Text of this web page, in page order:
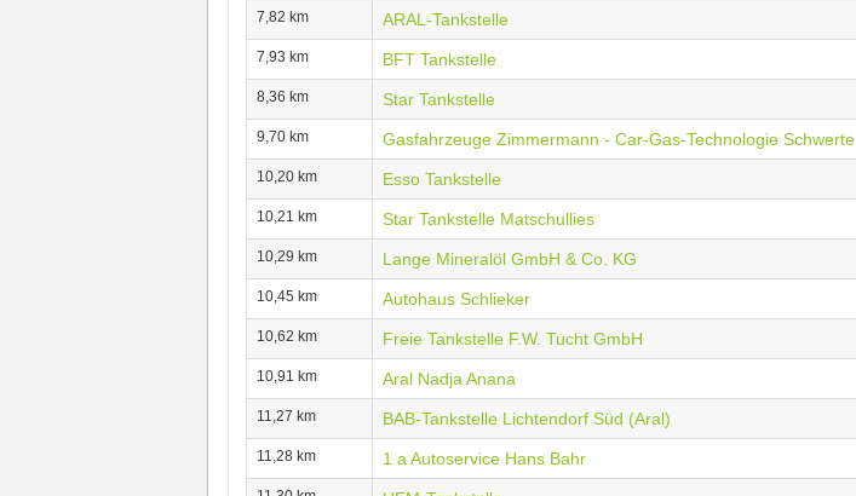
7,82 km ARAL-Tankstelle
7,93 km BFT Tankstelle
8,36 km Star Tankstelle
9,70 km Gasfahrzeuge Zimmermann - Car-Gas-Technologie Schwerte
10,20 km Esso Tankstelle
10,21 km Star Tankstelle Matschullies
10,29 km Lange Mineralöl GmbH & Co. KG
10,45 km Autohaus Schlieker
10,62 km Freie Tankstelle F.W. Tucht GmbH
10,91 km Aral Nadja Anana
11,27 km BAB-Tankstelle Lichtendorf Süd (Aral)
11,28 km 1 a Autoservice Hans Bahr